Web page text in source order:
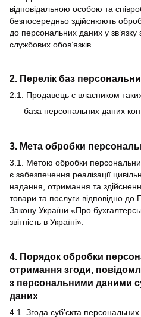
відповідальною особою та
безпосередньо здійснюють
до персональних даних у зв’язку
службових обов’язків.
2. Перелік баз
2.1. Продавець є власником
база персональних даних
3. Мета обробки
3.1. Метою обробки
є забезпечення реалізації
надання, отримання та
товари та послуги відповідно до
Закону України «Про
звітність в Україні».
4. Порядок обробки
отримання згоди,
з персональними даними
даних
4.1. Згода суб’єкта